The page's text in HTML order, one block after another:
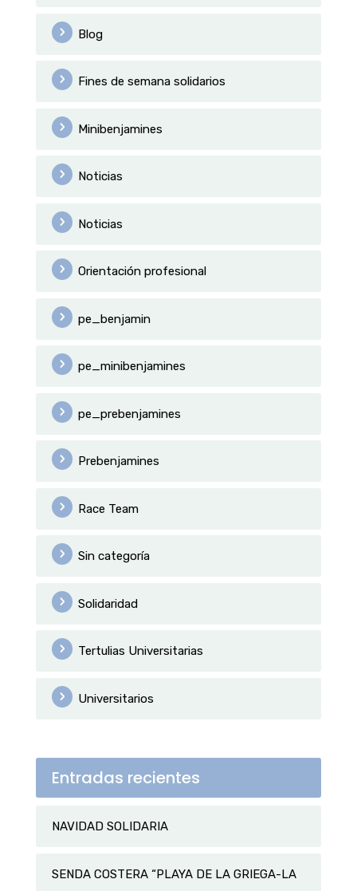
Blog
Fines de semana solidarios
Minibenjamines
Noticias
Noticias
Orientación profesional
pe_benjamin
pe_minibenjamines
pe_prebenjamines
Prebenjamines
Race Team
Sin categoría
Solidaridad
Tertulias Universitarias
Universitarios
Entradas recientes
NAVIDAD SOLIDARIA
SENDA COSTERA “PLAYA DE LA GRIEGA-LA